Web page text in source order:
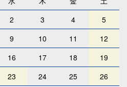
2 3 4
5
9 10 11
12
16 17 18
19
23 24 25
26